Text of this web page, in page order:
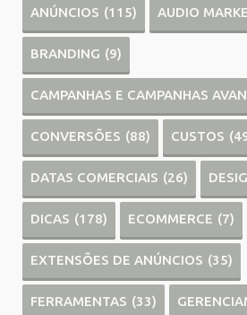
ANÚNCIOS (115) AUDIO
BRANDING (9)
CAMPANHAS E CAMPANHAS
CONVERSÕES (88) CUSTOS
DATAS COMERCIAIS (26)
DICAS (178) ECOMMERCE (7)
EXTENSÕES DE ANÚNCIOS (35)
FERRAMENTAS (33)